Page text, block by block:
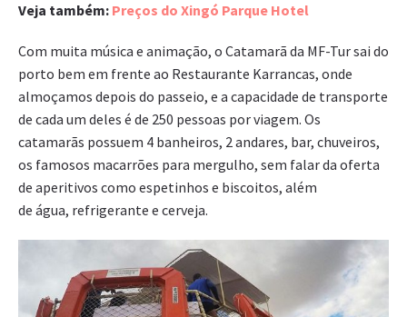
Veja também: Preços do Xingó Parque Hotel
Com muita música e animação, o Catamarã da MF-Tur sai do
porto bem em frente ao Restaurante Karrancas, onde
almoçamos depois do passeio, e a capacidade de transporte
de cada um deles é de 250 pessoas por viagem. Os
catamarãs possuem 4 banheiros, 2 andares, bar, chuveiros,
os famosos macarrões para mergulho, sem falar da oferta
de aperitivos como espetinhos e biscoitos, além
de água, refrigerante e cerveja.